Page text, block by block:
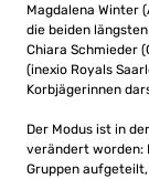
Magdalena Winter
die beiden
Chiara Schmieder
(inexio Royals
Korbjägerinnen
Der Modus ist in
verändert worden:
Gruppen aufgeteilt,